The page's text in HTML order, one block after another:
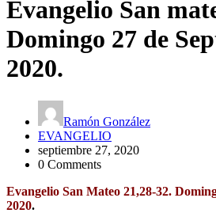
Evangelio San
Domingo 27 de
2020.
Ramón González
EVANGELIO
septiembre 27, 2020
0 Comments
Evangelio San Mateo 21,28-32.
2020.